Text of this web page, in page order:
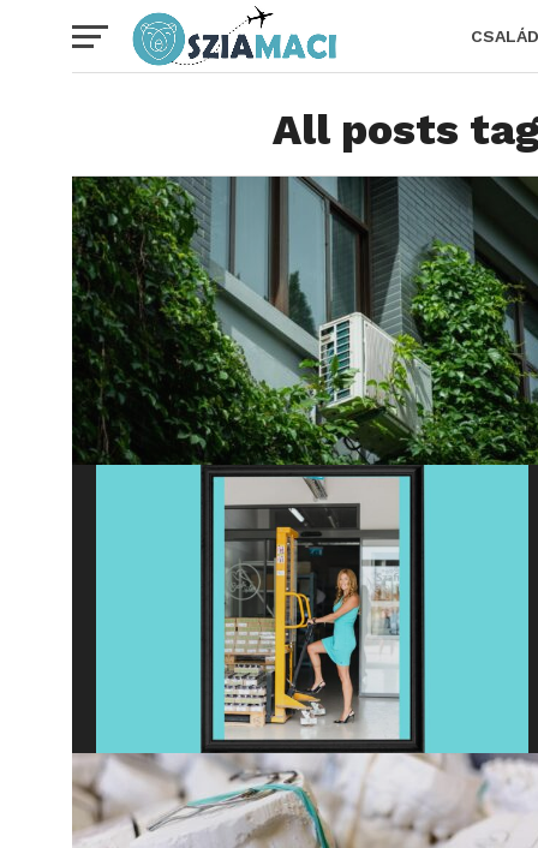
CSALÁD
All posts